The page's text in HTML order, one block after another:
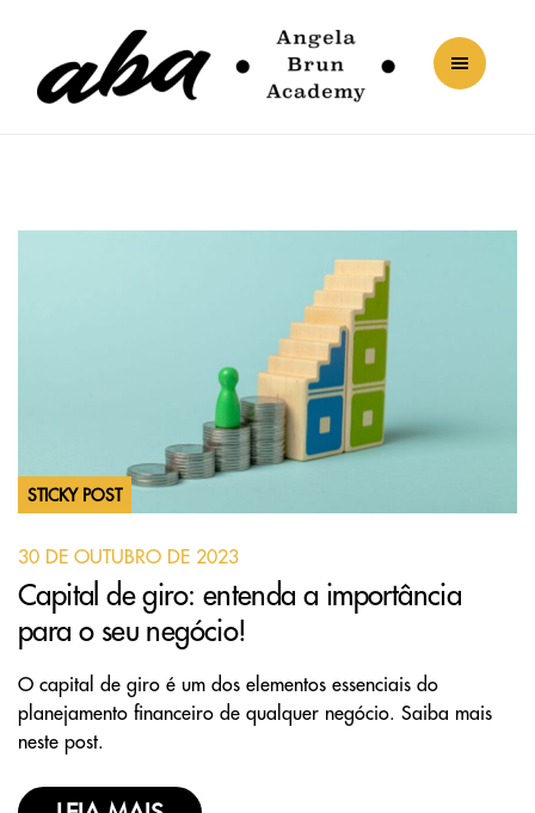
STICKY POST
30 DE OUTUBRO DE 2023
Capital de giro: entenda a importância
para o seu negócio!
O capital de giro é um dos elementos essenciais do
planejamento financeiro de qualquer negócio. Saiba mais
neste post.